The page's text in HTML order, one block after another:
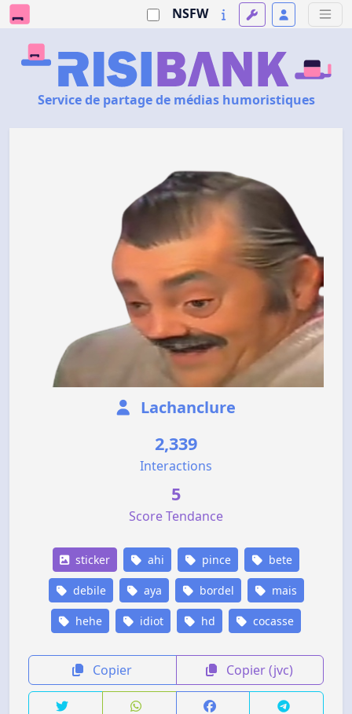
NSFW
Service de partage de médias humoristiques
Lachanclure
2,339
Interactions
5
Score Tendance
sticker ahi pince bete
debile aya bordel mais
hehe idiot hd cocasse
Copier Copier (jvc)